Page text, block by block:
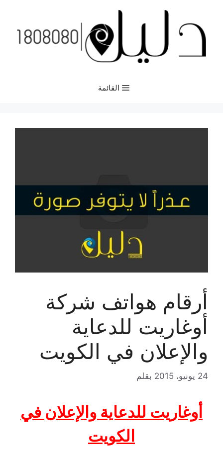
المحتوى
القائمة
أرقام هواتف شركة
أوغاريت للدعاية
والإعلان في الكويت
24 يونيو، 2015 بقلم
أوغاريت للدعاية والإعلان في
الكويت